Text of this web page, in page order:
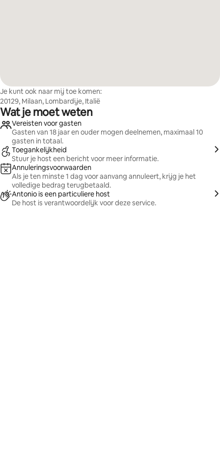
Je kunt ook naar mij toe komen:
20129, Milaan, Lombardije, Italië
Wat je moet weten
Vereisten voor gasten
Gasten van 18 jaar en ouder mogen deelnemen, maximaal 10
gasten in totaal.
Toegankelijkheid
Stuur je host een bericht voor meer informatie.
Annuleringsvoorwaarden
Als je ten minste 1 dag voor aanvang annuleert, krijg je het
volledige bedrag terugbetaald.
Antonio is een particuliere host
De host is verantwoordelijk voor deze service.